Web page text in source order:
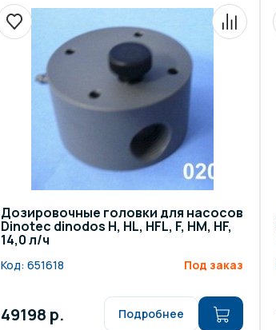
Дозировочные головки для насосов
Dinotec dinodos H, HL, HFL, F, HM, HF,
14,0 л/ч
Код: 651618 Под заказ
49198 р. Подробнее